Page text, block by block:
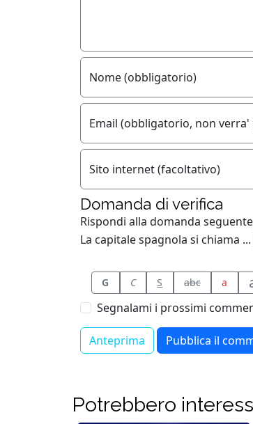
Nome (obbligatorio)
Email (obbligatorio, non
Sito internet (facoltativo)
Domanda di verifica
Rispondi alla domanda
La capitale spagnola si chiama ...
G C S abc a
Segnalami i prossimi
Potrebbero